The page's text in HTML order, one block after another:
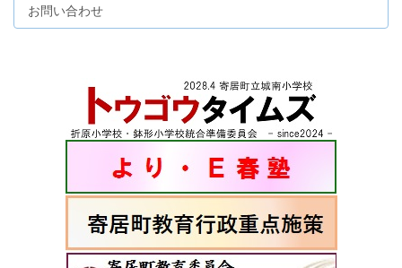
お問い合わせ